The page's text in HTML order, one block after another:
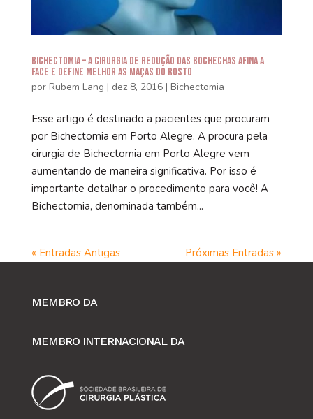
Bichectomia – A cirurgia de redução das bochechas afina a
face e define melhor as maças do rosto
por Rubem Lang | dez 8, 2016| Bichectomia
Esse artigo é destinado a pacientes que procuram
por Bichectomia em Porto Alegre. A procura pela
cirurgia de Bichectomia em Porto Alegre vem
aumentando de maneira significativa. Por isso é
importante detalhar o procedimento para você! A
Bichectomia, denominada também...
« Entradas Antigas Próximas Entradas »
MEMBRO DA
MEMBRO INTERNACIONAL DA